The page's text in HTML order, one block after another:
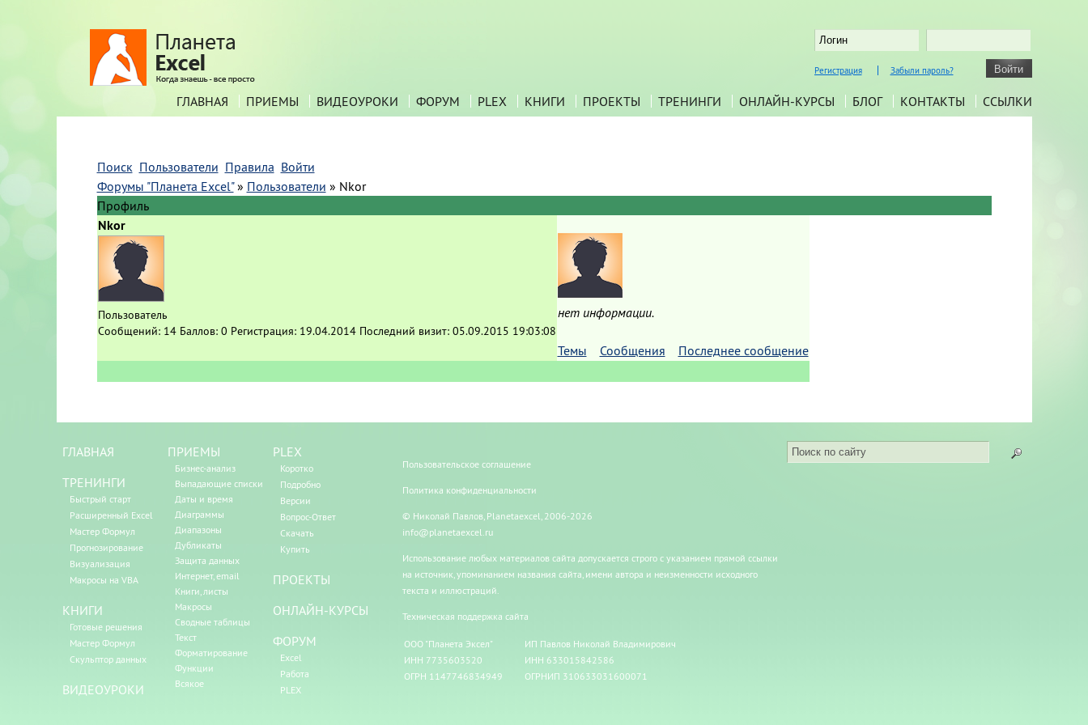
Регистрация Забыли пароль?
ГЛАВНАЯ ПРИЕМЫ ВИДЕОУРОКИ ФОРУМ PLEX КНИГИ ПРОЕКТЫ ТРЕНИНГИ ОНЛАЙН-КУРСЫ БЛОГ КОНТАКТЫ ССЫЛКИ
Поиск Пользователи Правила Войти
Форумы "Планета Excel" » Пользователи » Nkor
Профиль
Nkor
Пользователь
Сообщений: 14 Баллов: 0 Регистрация: 19.04.2014 Последний визит: 05.09.2015 19:03:08
нет информации.
Темы Сообщения Последнее сообщение
ГЛАВНАЯ
ТРЕНИНГИ
Быстрый старт
Расширенный Excel
Мастер Формул
Прогнозирование
Визуализация
Макросы на VBA
КНИГИ
Готовые решения
Мастер Формул
Скульптор данных
ВИДЕОУРОКИ
ПРИЕМЫ
Бизнес-анализ
Выпадающие списки
Даты и время
Диаграммы
Диапазоны
Дубликаты
Защита данных
Интернет, email
Книги, листы
Макросы
Сводные таблицы
Текст
Форматирование
Функции
Всякое
PLEX
Коротко
Подробно
Версии
Вопрос-Ответ
Скачать
Купить
ПРОЕКТЫ
ОНЛАЙН-КУРСЫ
ФОРУМ
Excel
Работа
PLEX
Пользовательское соглашение
Политика конфиденциальности
© Николай Павлов, Planetaexcel, 2006-2026
info@planetaexcel.ru
Использование любых материалов сайта допускается строго с указанием прямой ссылки
на источник, упоминанием названия сайта, имени автора и неизменности исходного
текста и иллюстраций.
Техническая поддержка сайта
ООО "Планета Эксел"
ИНН 7735603520
ОГРН 1147746834949
ИП Павлов Николай Владимирович
ИНН 633015842586
ОГРНИП 310633031600071